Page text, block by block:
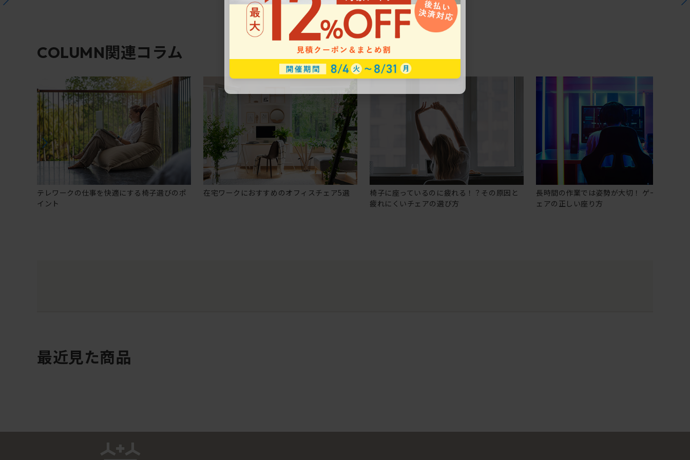
COLUMN関連コラム
テレワークの仕事を快適にする椅子選びのポ
イント
在宅ワークにおすすめのオフィスチェア5選
椅子に座っているのに疲れる！？その原因と
疲れにくいチェアの選び方
長時間の作業では姿勢が大切！ ゲーミングチ
ェアの正しい座り方
最近見た商品